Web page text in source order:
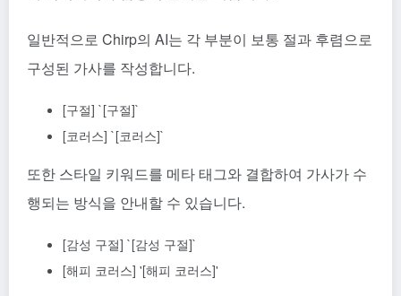
일반적으로 Chirp의 AI는 각 부분이 보통 절과 후렴으로
구성된 가사를 작성합니다.
[구절] `[구절]`
[코러스] `[코러스]`
또한 스타일 키워드를 메타 태그와 결합하여 가사가 수
행되는 방식을 안내할 수 있습니다.
[감성 구절] `[감성 구절]`
[해피 코러스] '[해피 코러스]'